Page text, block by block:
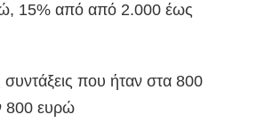
15% από από 2.000 έως
που ήταν στα 800
800 ευρώ